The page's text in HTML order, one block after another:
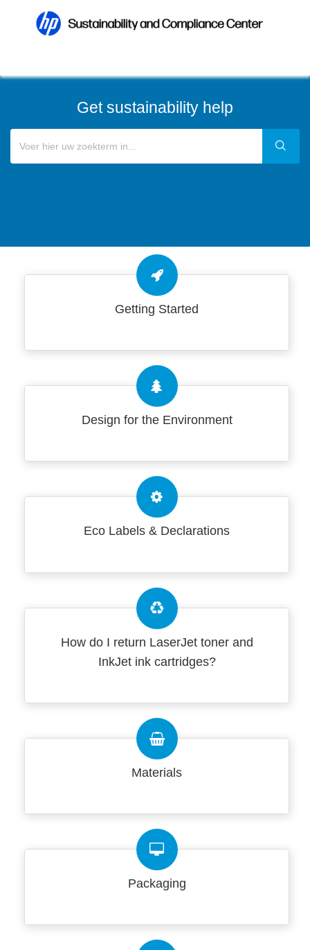
Get sustainability help
Getting Started
Design for the Environment
Eco Labels & Declarations
How do I return LaserJet toner and
InkJet ink cartridges?
Materials
Packaging